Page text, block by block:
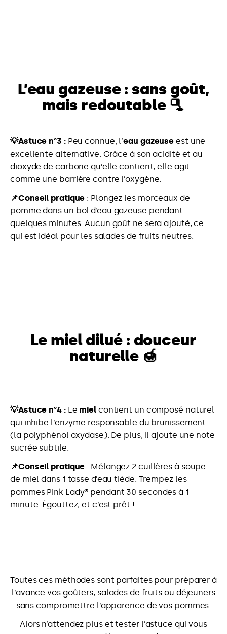
L’eau gazeuse : sans goût,
mais redoutable 🫗
💡Astuce n°3 : Peu connue, l’eau gazeuse est une
excellente alternative. Grâce à son acidité et au
dioxyde de carbone qu’elle contient, elle agit
comme une barrière contre l’oxygène.
📌Conseil pratique : Plongez les morceaux de
pomme dans un bol d’eau gazeuse pendant
quelques minutes. Aucun goût ne sera ajouté, ce
qui est idéal pour les salades de fruits neutres.
Le miel dilué : douceur
naturelle 🍯
💡Astuce n°4 : Le mielcontient un composé naturel
qui inhibe l’enzyme responsable du brunissement
(la polyphénol oxydase). De plus, il ajoute une note
sucrée subtile.
📌Conseil pratique : Mélangez 2 cuillères à soupe
de miel dans 1 tasse d’eau tiède. Trempez les
pommes Pink Lady® pendant 30 secondes à 1
minute. Égouttez, et c’est prêt !
Toutes ces méthodes sont parfaites pour préparer à
l’avance vos goûters, salades de fruits ou déjeuners
sans compromettre l’apparence de vos pommes.
Alors n’attendez plus et tester l’astuce qui vous